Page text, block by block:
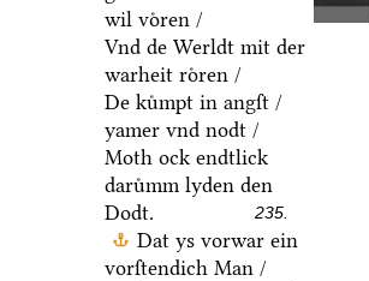
wil voͤren /
Vnd de Werldt mit der
warheit roͤren /
De kuͤmpt in angſt /
yamer vnd nodt /
Moth ock endtlick
daruͤmm lyden den
Dodt.
235.
Dat ys vorwar ein
vorſtendich Man /